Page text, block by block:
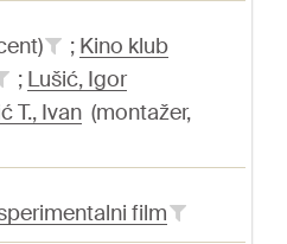
; Kino klub
; Lušić, Igor
T., Ivan (montažer,
film